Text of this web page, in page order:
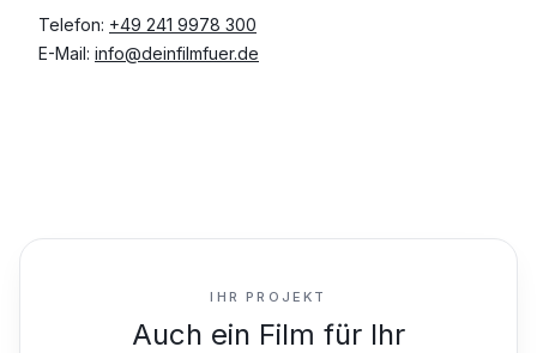
Telefon: +49 241 9978 300
E-Mail: info@deinfilmfuer.de
IHR PROJEKT
Auch ein Film für Ihr